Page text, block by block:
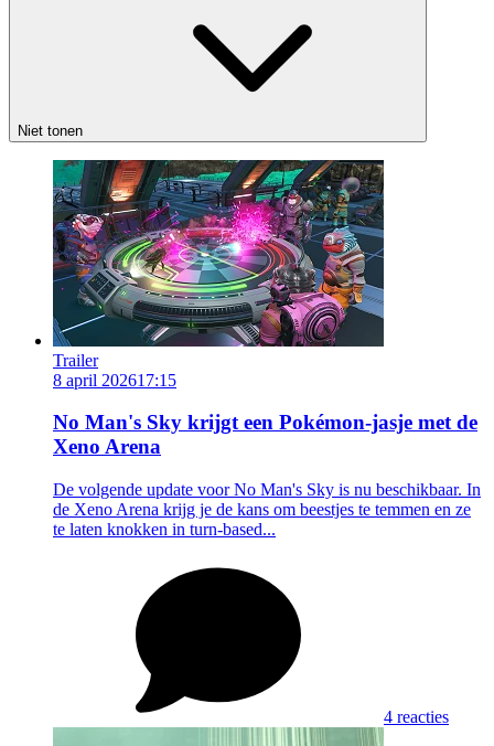
Niet tonen
Trailer
8 april 202617:15
No Man's Sky krijgt een Pokémon-jasje met de
Xeno Arena
De volgende update voor No Man's Sky is nu beschikbaar. In
de Xeno Arena krijg je de kans om beestjes te temmen en ze
te laten knokken in turn-based...
4 reacties